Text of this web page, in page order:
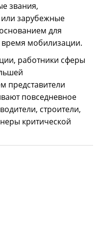
звания,
зарубежные
для
время мобилизации.
работники сферы
представители
повседневное
строители,
критической